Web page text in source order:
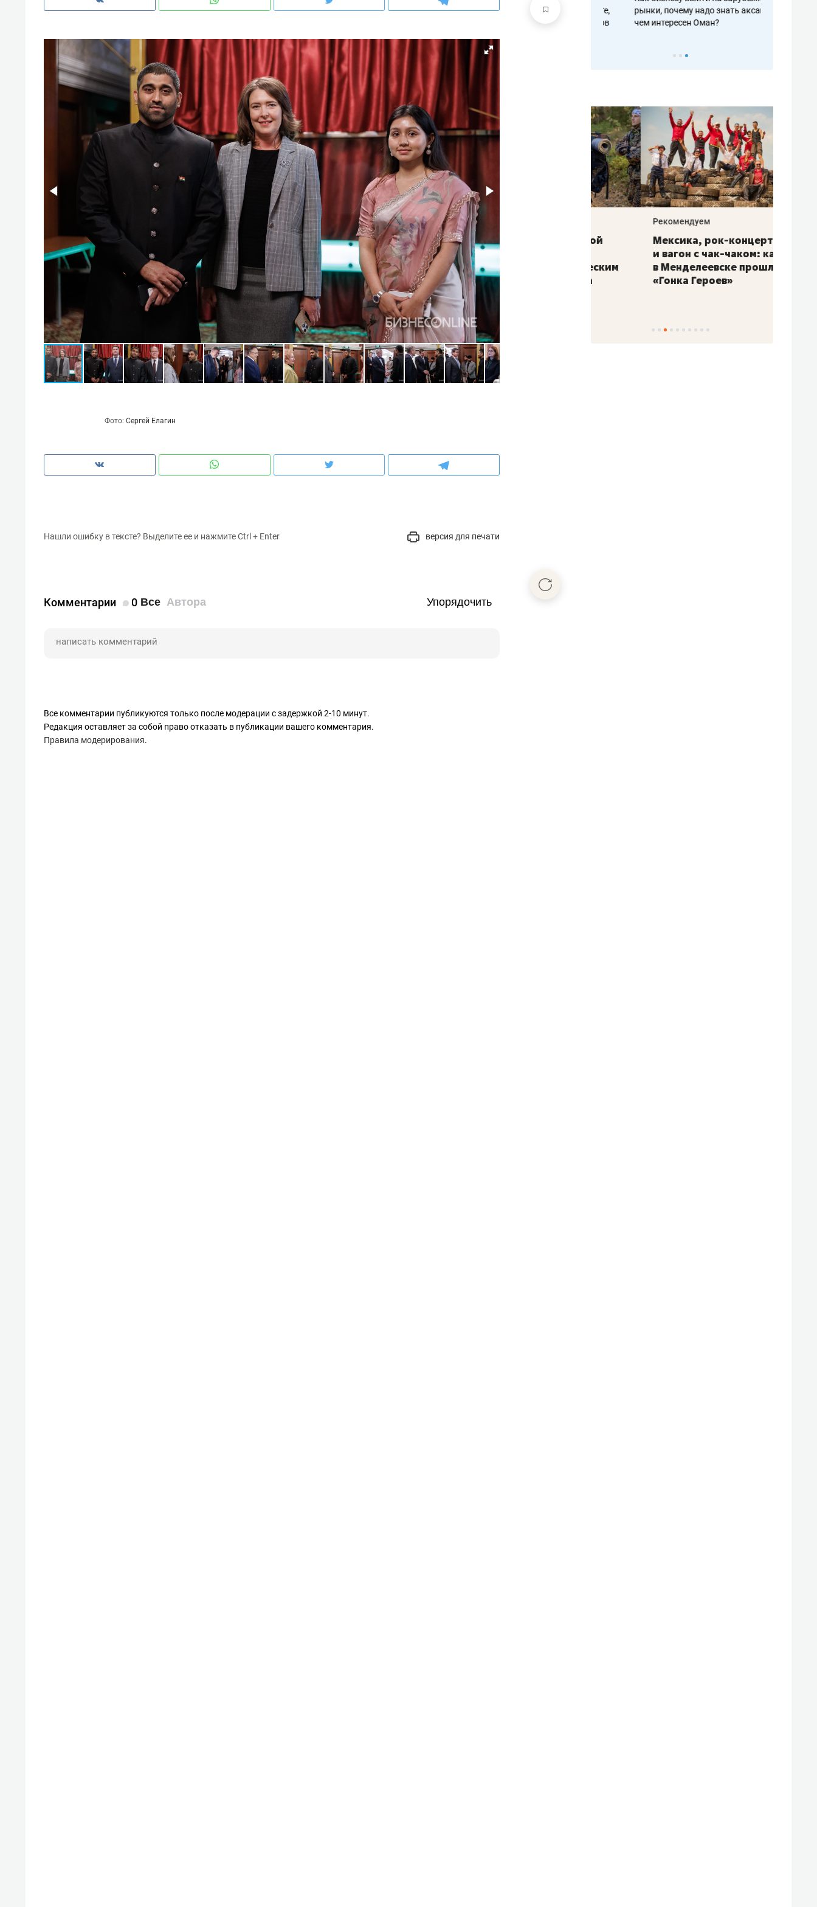
Фото: Сергей Елагин
Нашли ошибку в тексте? Выделите ее и нажмите Ctrl + Enter версия для печати
Комментарии 0 Все Автора Упорядочить
Все комментарии публикуются только после модерации с задержкой 2-10 минут.
Редакция оставляет за собой право отказать в публикации вашего комментария.
Правила модерирования.
рынки, почему надо знать аксакалов ио трехкратном росте цен, дотошных
школьной формы о контрафакте,
рынки, почему надо знать аксакалов и
чем интересен Оман?
Рекомендуем
Как ГК «МИР ГРУПП» и ВТБ
создают оазис жилого
комфорта под Казанью
Рекомендуем
150 камер до квартиры и Face
ID вместо ключа: какой будет
безопасность в ЖК «Нова»
Рекомендуем
Опыт выживания в дикой
природе, работа
с ментальным и физическим
состоянием как основа
антихрупких команд
Рекомендуем
Мексика, рок-концерт
и вагон с чак-чаком: как
в Менделеевске прошла
«Гонка Героев»